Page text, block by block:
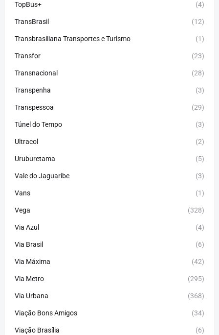
TopBus+ (4)
TransBrasil (12)
Transbrasiliana Transportes e Turismo (1)
Transfor (23)
Transnacional (28)
Transpenha (3)
Transpessoa (29)
Túnel do Tempo (3)
Ultracol (2)
Uruburetama (5)
Vale do Jaguaribe (3)
Vans (1)
Vega (328)
Via Azul (4)
Via Brasil (6)
Via Máxima (42)
Via Metro (295)
Via Urbana (368)
Viação Bons Amigos (34)
Viação Brasília (6)